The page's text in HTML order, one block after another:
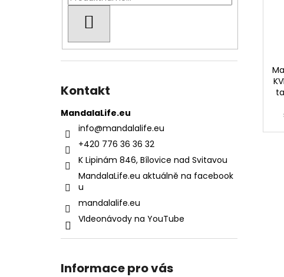
Kontakt
MandalaLife.eu
info@mandalalife.eu
+420 776 36 36 32
K Lipinám 846, Bílovice nad Svitavou
MandalaLife.eu aktuálně na facebook
u
mandalalife.eu
VIdeonávody na YouTube
Informace pro vás